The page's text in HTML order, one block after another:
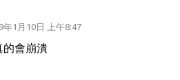
年1月10日 上午8:47
的會崩潰